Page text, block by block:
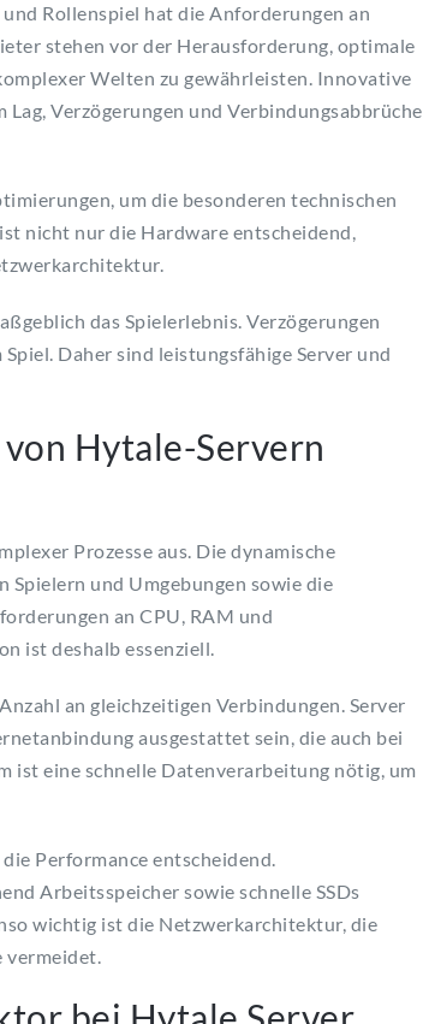
Rollenspiel hat die Anforderungen an
stehen vor der Herausforderung, optimale
Welten zu gewährleisten. Innovative
Verzögerungen und Verbindungsabbrüche
um die besonderen technischen
nicht nur die Hardware entscheidend,
das Spielerlebnis. Verzögerungen
Daher sind leistungsfähige Server und
Hytale-Servern
Prozesse aus. Die dynamische
und Umgebungen sowie die
an CPU, RAM und
ist deshalb essenziell.
an gleichzeitigen Verbindungen. Server
ausgestattet sein, die auch bei
ist eine schnelle Datenverarbeitung nötig, um
Performance entscheidend.
Arbeitsspeicher sowie schnelle SSDs
wichtig ist die Netzwerkarchitektur, die
vermeidet.